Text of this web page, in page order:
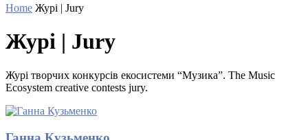
Home Журі | Jury
Журі | Jury
Журі творчих конкурсів екосистеми “Музика”. The Music
Ecosystem creative contests jury.